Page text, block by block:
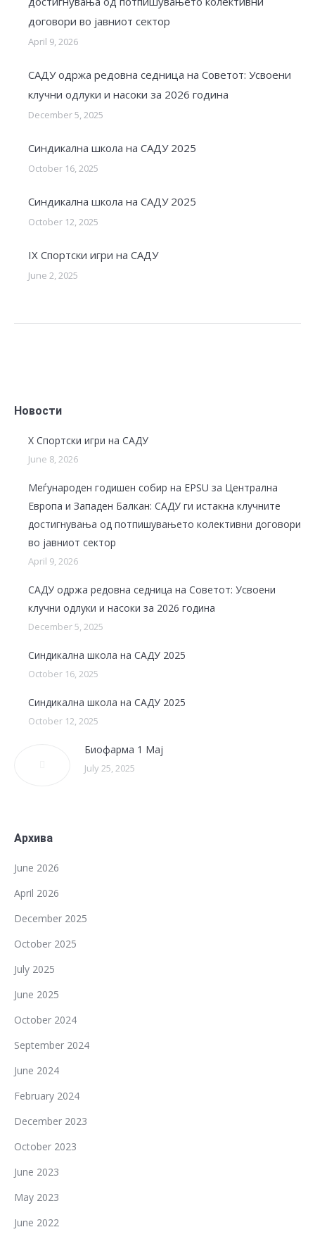
договори во јавниот сектор
April 9, 2026
САДУ одржа редовна седница на Советот: Усвоени
клучни одлуки и насоки за 2026 година
December 5, 2025
Синдикална школа на САДУ 2025
October 16, 2025
Синдикална школа на САДУ 2025
October 12, 2025
IX Спортски игри на САДУ
June 2, 2025
Новости
X Спортски игри на САДУ
June 8, 2026
Меѓународен годишен собир на EPSU за Централна
Европа и Западен Балкан: САДУ ги истакна клучните
достигнувања од потпишувањето колективни договори
во јавниот сектор
April 9, 2026
САДУ одржа редовна седница на Советот: Усвоени
клучни одлуки и насоки за 2026 година
December 5, 2025
Синдикална школа на САДУ 2025
October 16, 2025
Синдикална школа на САДУ 2025
October 12, 2025
Биофарма 1 Мај
July 25, 2025
Архива
June 2026
April 2026
December 2025
October 2025
July 2025
June 2025
October 2024
September 2024
June 2024
February 2024
December 2023
October 2023
June 2023
May 2023
June 2022